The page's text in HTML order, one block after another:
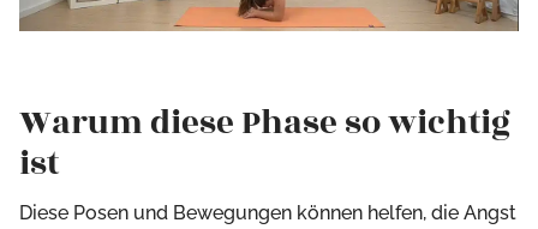
Warum diese Phase so wichtig
ist
Diese Posen und Bewegungen können helfen, die Angst